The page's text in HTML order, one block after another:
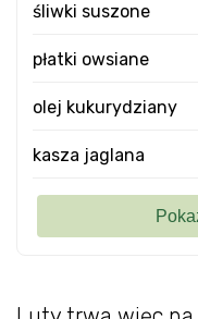
śliwki suszone
płatki owsiane
olej kukurydziany
kasza jaglana